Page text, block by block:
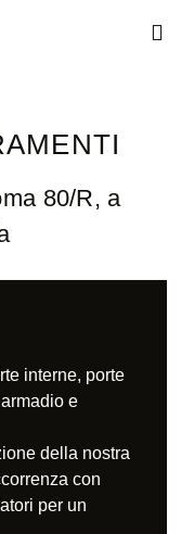
80/R, a
interne, porte
e
della nostra
con
per un